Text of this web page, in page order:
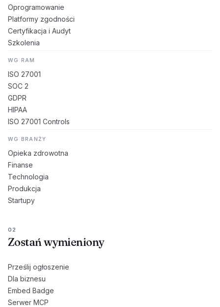
Oprogramowanie
Platformy zgodności
Certyfikacja i Audyt
Szkolenia
WG RAM
ISO 27001
SOC 2
GDPR
HIPAA
ISO 27001 Controls
WG BRANŻY
Opieka zdrowotna
Finanse
Technologia
Produkcja
Startupy
02
Zostań wymieniony
Prześlij ogłoszenie
Dla biznesu
Embed Badge
Serwer MCP